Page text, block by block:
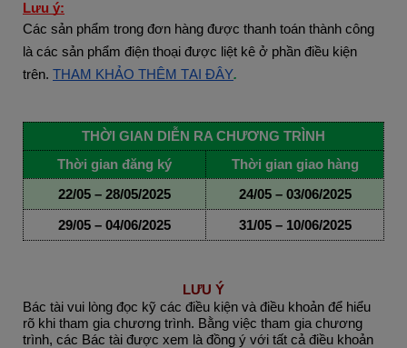
Lưu ý:
Các sản phẩm trong đơn hàng được thanh toán thành công
là các sản phẩm điện thoại được liệt kê ở phần điều kiện
trên. THAM KHẢO THÊM TẠI ĐÂY.
THỜI GIAN DIỄN RA CHƯƠNG TRÌNH
Thời gian đăng ký
Thời gian giao hàng
22/05 – 28/05/2025 24/05 – 03/06/2025
29/05 – 04/06/2025 31/05 – 10/06/2025
LƯU Ý
Bác tài vui lòng đọc kỹ các điều kiện và điều khoản để hiểu
rõ khi tham gia chương trình. Bằng việc tham gia chương
trình, các Bác tài được xem là đồng ý với tất cả điều khoản